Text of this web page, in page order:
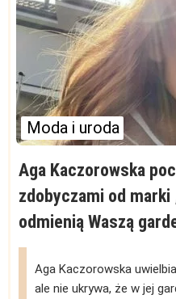
Moda i uroda
Aga Kaczorowska
zdobyczami od marki
odmienią Waszą
Aga Kaczorowska
ale nie ukrywa, że w jej